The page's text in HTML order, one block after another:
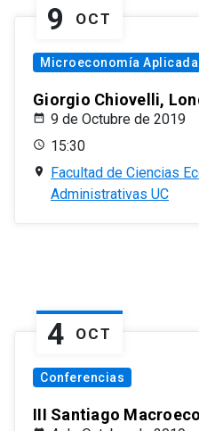
9 OCT
Microeconomía Aplicada
Giorgio Chiovelli,
9 de Octubre de 2019
15:30
Facultad de Ciencias
Administrativas UC
4 OCT
Conferencias
III Santiago